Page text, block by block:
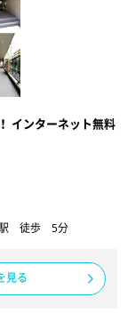
インターネット無料
駅 徒歩 5分
見る